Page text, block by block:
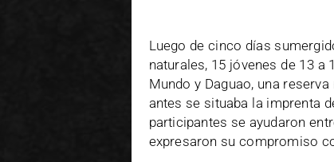
Luego de cinco días
naturales, 15 jóvenes de 13
Mundo y Daguao, una
antes se situaba la imprenta
participantes se ayudaron
expresaron su compromiso